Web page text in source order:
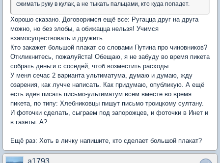
сжимать руку в кулак, а не тыкать пальцами, кто куда попадет.
Хорошо сказано. Договоримся ещё все: Ругацца друг на друга
можно, но без злобы, а обижацца нельзя! Учимся
взамосуществовать и дружить.
Кто закажет большой плакат со словами Путина про чиновников?
Откликнитесь, пожалуйста! Обещаю, я не забуду во время пикета
собрать деньги с соседей, чтоб возместить расходы.
У меня сечас 2 варианта ультиматума, думаю и думаю, жду
озарения, как лучче написать. Как придумаю, опубликую. А ещё
есть идея писать письмо-ультиматум всем вместе во время
пикета, по типу: Хлебниковцы пишут письмо троицкому султану.
И фоточки сделать, сыграем под запорожцев, и фоточки в Инет и
в газеты. А?
Ещё раз: Хоть в личку напишите, кто сделает большой плакат?
a1793